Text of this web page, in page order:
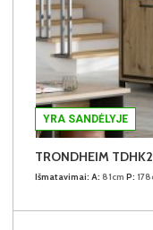
YRA SANDĖLYJE
TRONDHEIM
Išmatavimai: A: 81cm P: